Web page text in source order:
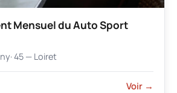
Mensuel du Auto Sport
· 45 — Loiret
Voir →